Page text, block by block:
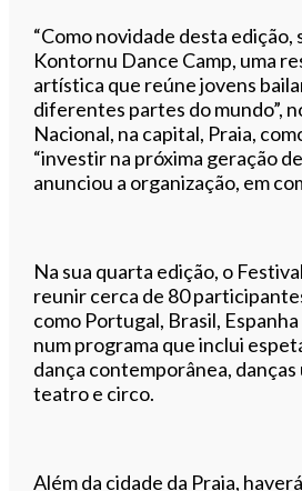
“Como novidade desta edição,
Kontornu Dance Camp, uma
artística que reúne jovens
diferentes partes do mundo”,
Nacional, na capital, Praia,
“investir na próxima geração
anunciou a organização, em
Na sua quarta edição, o
reunir cerca de 80
como Portugal, Brasil, Espanha
num programa que inclui
dança contemporânea, danças
teatro e circo.
Além da cidade da Praia,